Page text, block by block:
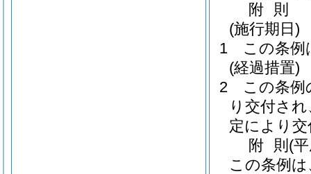
附 則
(施行期日)
1
この条例
(経過措置)
2
この条例
り交付さ
定により
附 則 (
この条例